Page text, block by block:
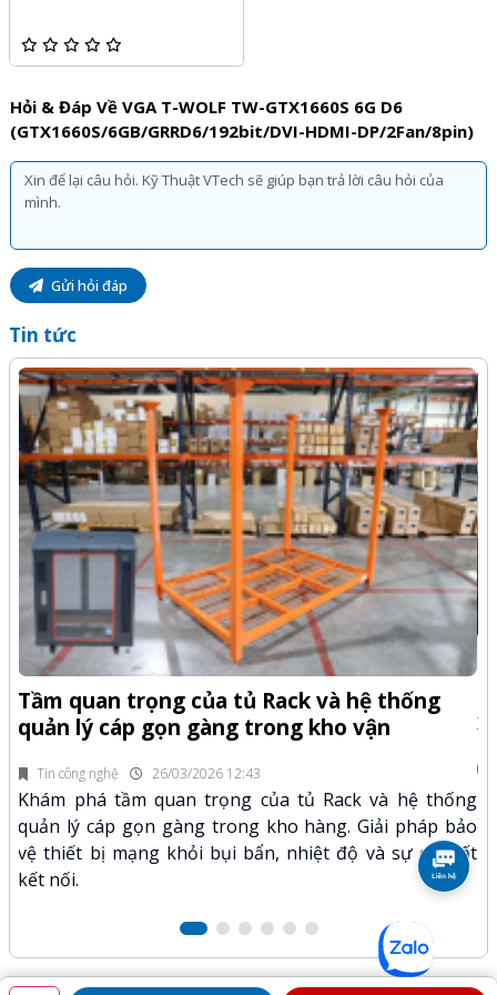
Hỏi & Đáp Về VGA T-WOLF TW-GTX1660S 6G D6
(GTX1660S/6GB/GRRD6/192bit/DVI-HDMI-DP/2Fan/8pin)
Gửi hỏi đáp
Tin tức
Tin công nghệ 26/03/2026 12:43
Tầm quan trọng của tủ Rack và hệ thống
quản lý cáp gọn gàng trong kho vận
Khám phá tầm quan trọng của tủ Rack và hệ thống
quản lý cáp gọn gàng trong kho hàng. Giải pháp bảo
vệ thiết bị mạng khỏi bụi bẩn, nhiệt độ và sự cố mất
kết nối.